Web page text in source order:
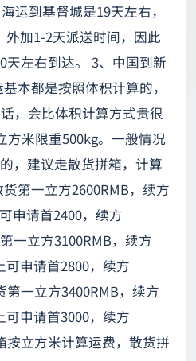
运到基督城是19天左右，
加1-2天派送时间，因此
天左右到达。 3、中国到新
本都是按照体积计算的，
，会比体积计算方式贵很
方米限重500kg。一般情况
，建议走散货拼箱，计算
第一立方2600RMB，续方
申请首2400，续方
一立方3100RMB，续方
可申请首2800，续方
第一立方3400RMB，续方
可申请首3000，续方
按立方米计算运费，散货拼